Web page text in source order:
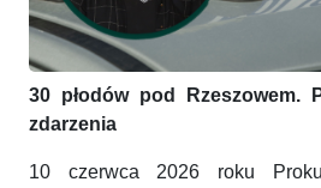
30 płodów pod Rzeszowem.
zdarzenia
10 czerwca 2026 roku